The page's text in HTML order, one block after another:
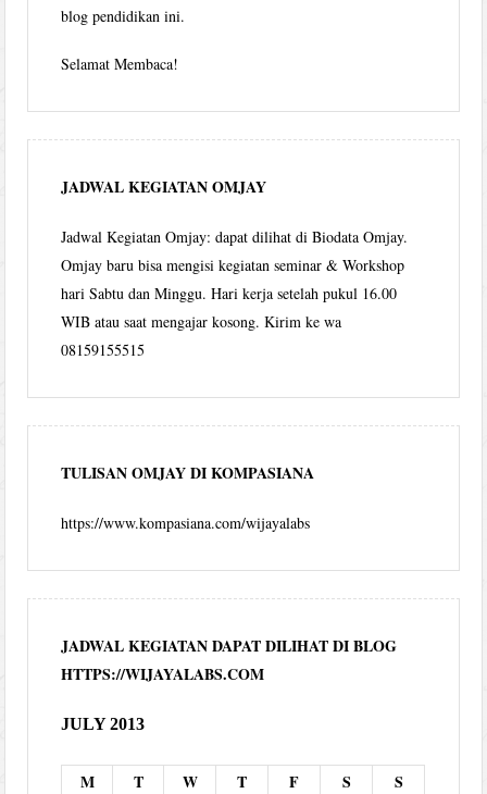
blog pendidikan ini.
Selamat Membaca!
JADWAL KEGIATAN OMJAY
Jadwal Kegiatan Omjay: dapat dilihat di Biodata Omjay.
Omjay baru bisa mengisi kegiatan seminar & Workshop
hari Sabtu dan Minggu. Hari kerja setelah pukul 16.00
WIB atau saat mengajar kosong. Kirim ke wa
08159155515
TULISAN OMJAY DI KOMPASIANA
https://www.kompasiana.com/wijayalabs
JADWAL KEGIATAN DAPAT DILIHAT DI BLOG
HTTPS://WIJAYALABS.COM
JULY 2013
M T W T F S S